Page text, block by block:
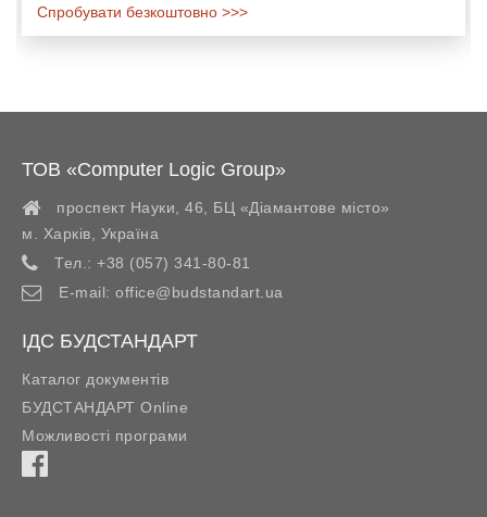
Спробувати безкоштовно >>>
ТОВ «Computer Logic Group»
проспект Науки, 46, БЦ «Діамантове місто»
м. Харків
Україна
Тел.: +38 (057) 341-80-81
E-mail: office@budstandart.ua
ІДС БУДСТАНДАРТ
Каталог документів
БУДСТАНДАРТ Online
Можливості програми